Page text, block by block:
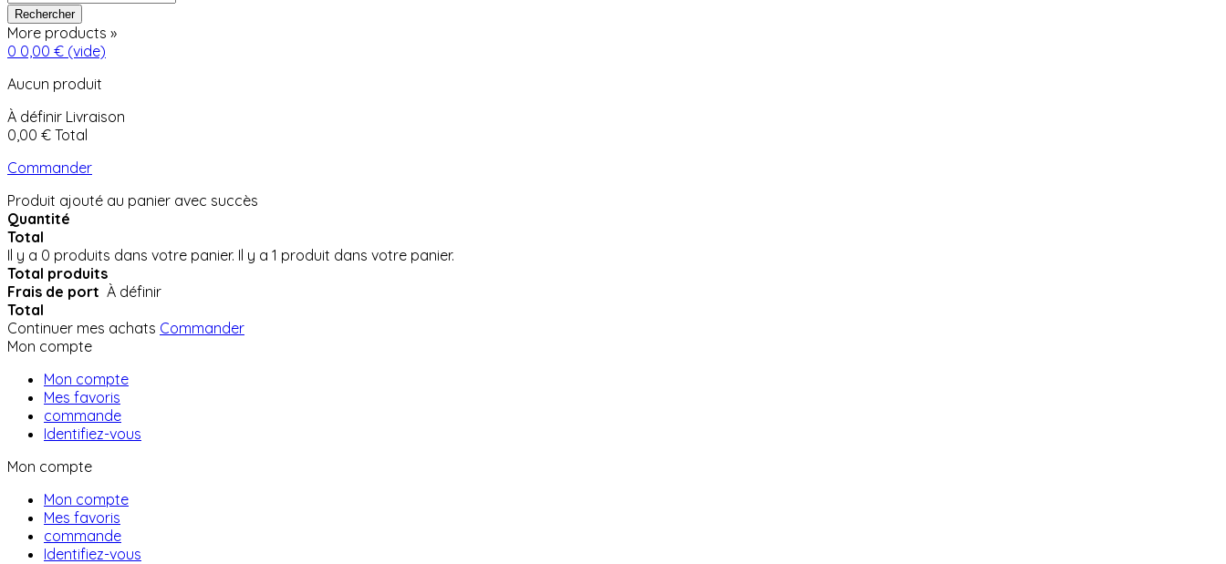
Rechercher
More products »
0 0,00 € (vide)
Aucun produit
À définir Livraison
0,00 € Total
Commander
Produit ajouté au panier avec succès
Quantité
Total
Il y a 0 produits dans votre panier. Il y a 1 produit dans votre panier.
Total produits
Frais de port À définir
Total
Continuer mes achats Commander
Mon compte
Mon compte
Mes favoris
commande
Identifiez-vous
Mon compte
Mon compte
Mes favoris
commande
Identifiez-vous